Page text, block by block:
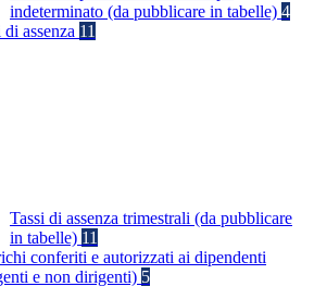
indeterminato (da pubblicare in tabelle) 4
di assenza 11
Tassi di assenza trimestrali (da pubblicare
in tabelle) 11
conferiti e autorizzati ai dipendenti
e non dirigenti) 5